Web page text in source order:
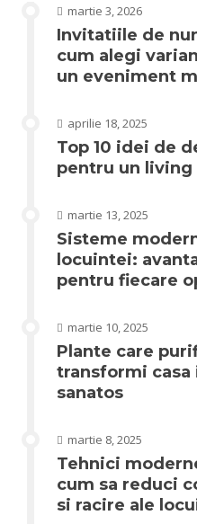
martie 3, 2026
Invitatiile de
cum alegi
un eveniment
aprilie 18, 2025
Top 10 idei de
pentru un
martie 13, 2025
Sisteme
locuintei:
pentru fiecare
martie 10, 2025
Plante care
transformi
sanatos
martie 8, 2025
Tehnici
cum sa reduci
si racire ale